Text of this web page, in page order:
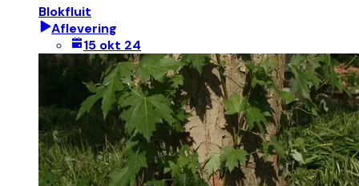
Blokfluit
Aflevering
15 okt 24